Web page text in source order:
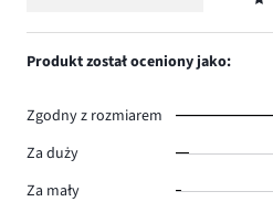
1,
Produkt został oceniony jako:
Zgodny z rozmiarem
Za duży
Za mały